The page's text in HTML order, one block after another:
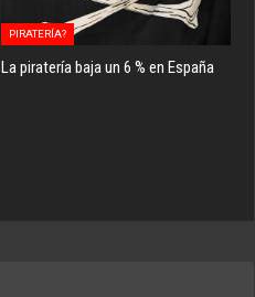
PIRATERÍA?
La piratería baja un 6 % en España